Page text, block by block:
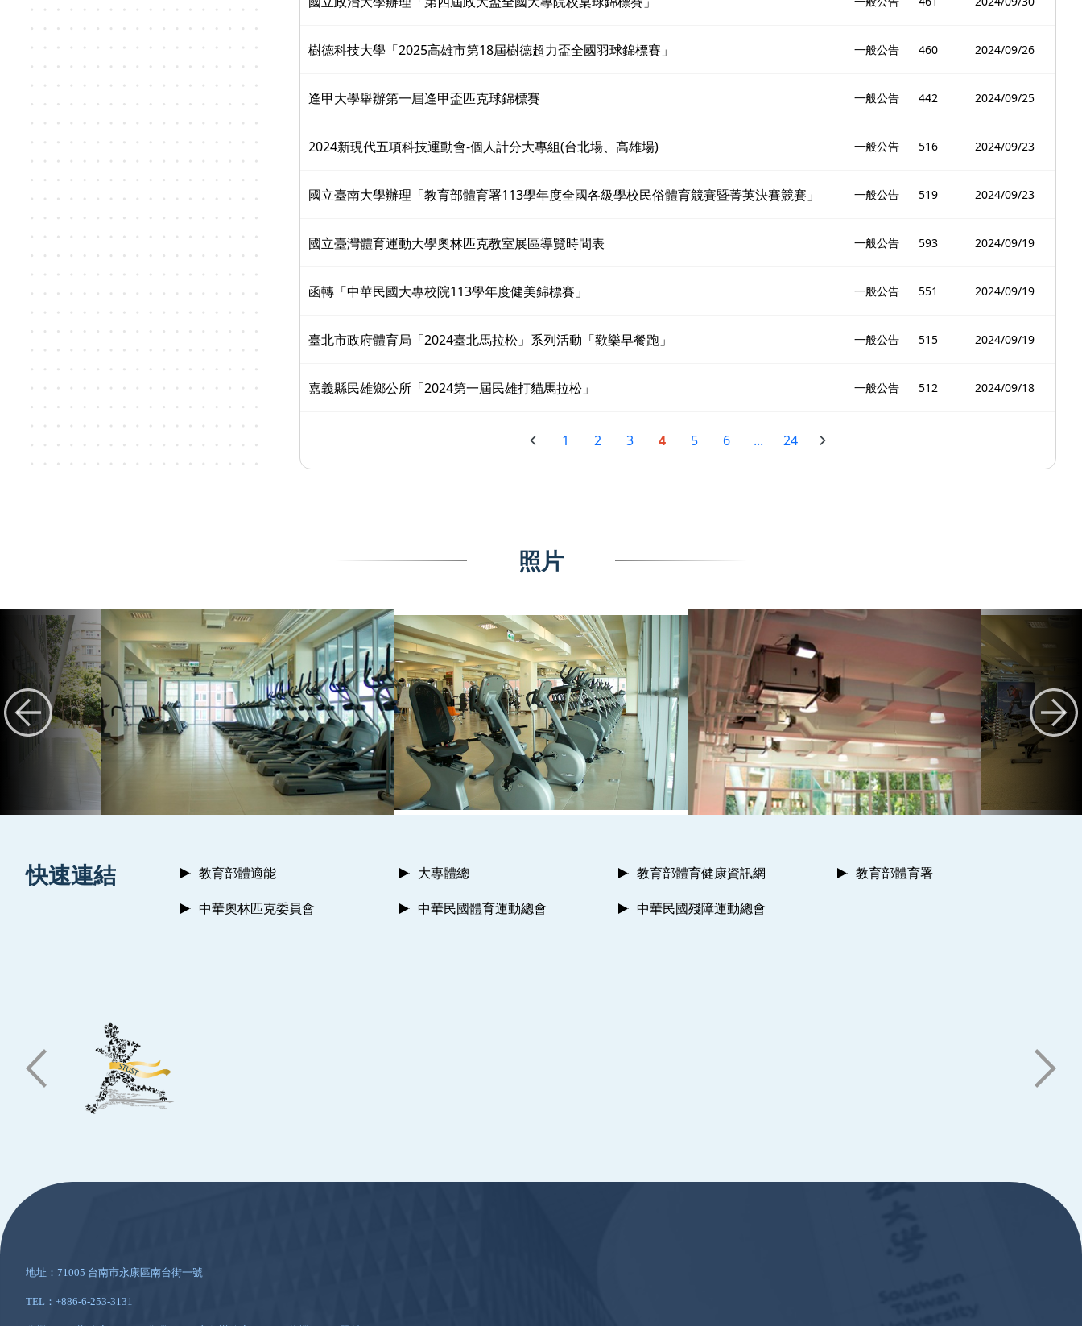
樹德科技大學「2025高雄市第18屆樹德超力盃全國羽球錦標賽」 一般公告 460 2024/09/26
逢甲大學舉辦第一屆逢甲盃匹克球錦標賽 一般公告 442 2024/09/25
2024新現代五項科技運動會-個人計分大專組(台北場、高雄場) 一般公告 516 2024/09/23
國立臺南大學辦理「教育部體育署113學年度全國各級學校民俗體育競賽暨菁英決賽競賽」 一般公告 519 2024/09/23
國立臺灣體育運動大學奧林匹克教室展區導覽時間表 一般公告 593 2024/09/19
函轉「中華民國大專校院113學年度健美錦標賽」 一般公告 551 2024/09/19
臺北市政府體育局「2024臺北馬拉松」系列活動「歡樂早餐跑」 一般公告 515 2024/09/19
嘉義縣民雄鄉公所「2024第一屆民雄打貓馬拉松」 一般公告 512 2024/09/18
1 2 3 4 5 6 ... 24
照片
快速連結 教育部體適能 大專體總 教育部體育健康資訊網
教育部體育署
中華奧林匹克委員會
中華民國體育運動總會 中華民國殘障運動總會
地址：71005 台南市永康區南台街一號
TEL：+886-6-253-3131